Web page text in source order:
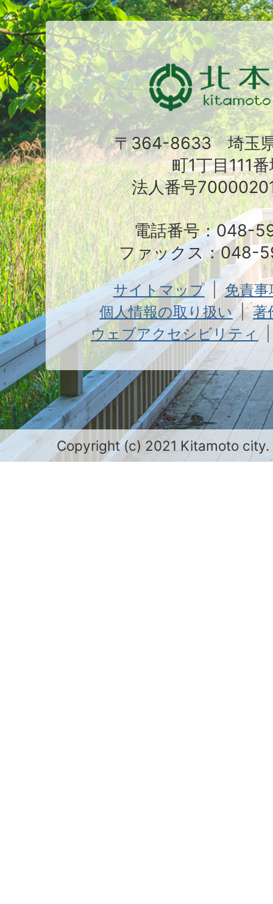
〒364-8633 埼玉
町1丁目111
法人番号
電話番号：048-
ファックス：048-
サイトマップ
免責
個人情報の取り扱い
著
ウェブアクセシビリティ
Copyright (c) 2021 Kitamoto city.